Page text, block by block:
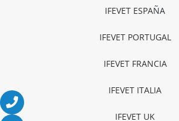
IFEVET ESPAÑA
IFEVET PORTUGAL
IFEVET FRANCIA
IFEVET ITALIA
IFEVET UK